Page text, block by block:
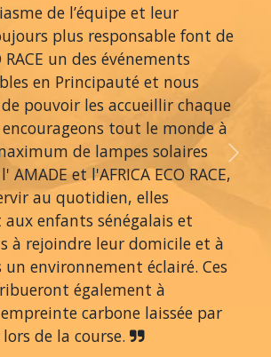
de l’équipe et leur
plus responsable font de
RACE un des événements
en Principauté et nous
pouvoir les accueillir chaque
tout le monde à
de lampes solaires
et l'AFRICA ECO RACE,
au quotidien, elles
enfants sénégalais et
à rejoindre leur domicile et à
environnement éclairé. Ces
également à
carbone laissée par
de la course.
Next